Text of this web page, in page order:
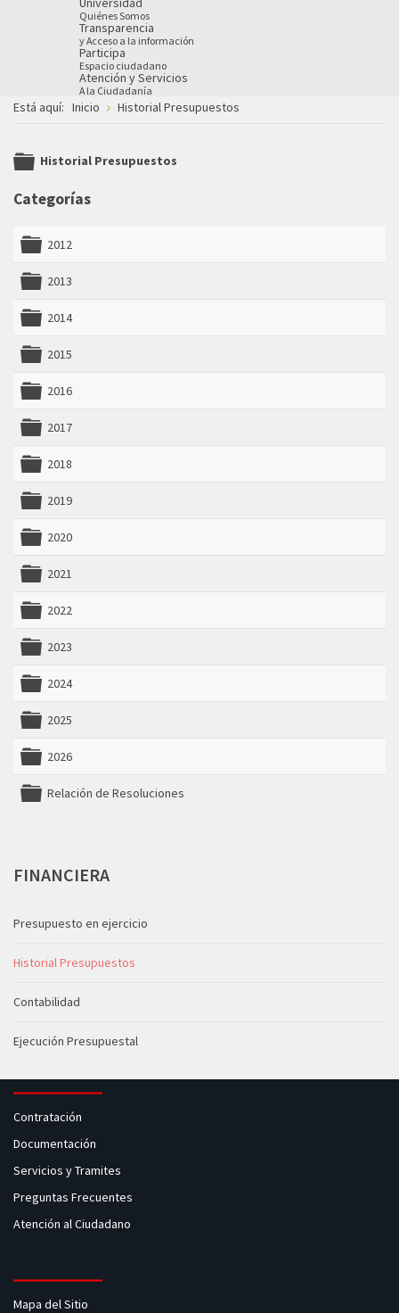
Quiénes Somos
Transparencia
y Acceso a la información
Participa
Espacio ciudadano
Atención y Servicios
A la Ciudadanía
Está aquí: Inicio Historial Presupuestos
Historial Presupuestos
Categorías
2012
2013
2014
2015
2016
2017
2018
2019
2020
2021
2022
2023
2024
2025
2026
Relación de Resoluciones
FINANCIERA
Presupuesto en ejercicio
Historial Presupuestos
Contabilidad
Ejecución Presupuestal
Contratación
Documentación
Servicios y Tramites
Preguntas Frecuentes
Atención al Ciudadano
Mapa del Sitio